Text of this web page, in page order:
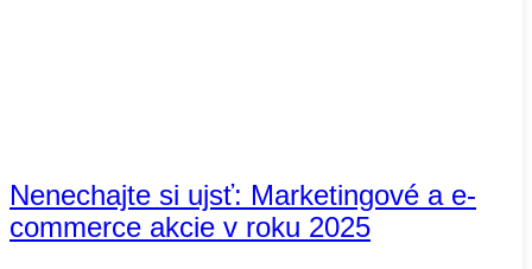
Nenechajte si ujsť: Marketingové a e-
commerce akcie v roku 2025